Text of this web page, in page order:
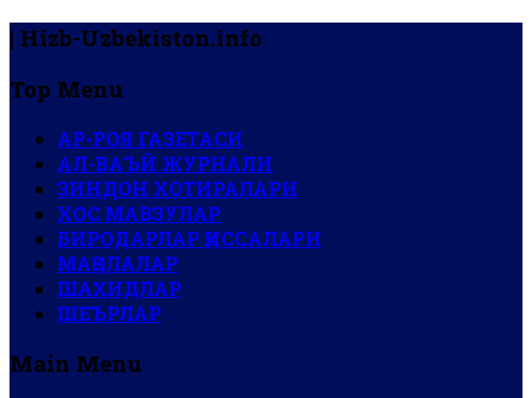
| Hizb-Uzbekiston.info
Top Menu
АР-РОЯ ГАЗЕТАСИ
АЛ-ВАЪЙ ЖУРНАЛИ
ЗИНДОН ХОТИРАЛАРИ
ХОС МАВЗУЛАР
БИРОДАРЛАР ҚИССАЛАРИ
МАҚОЛАЛАР
ШАҲИДЛАР
ШЕЪРЛАР
Main Menu